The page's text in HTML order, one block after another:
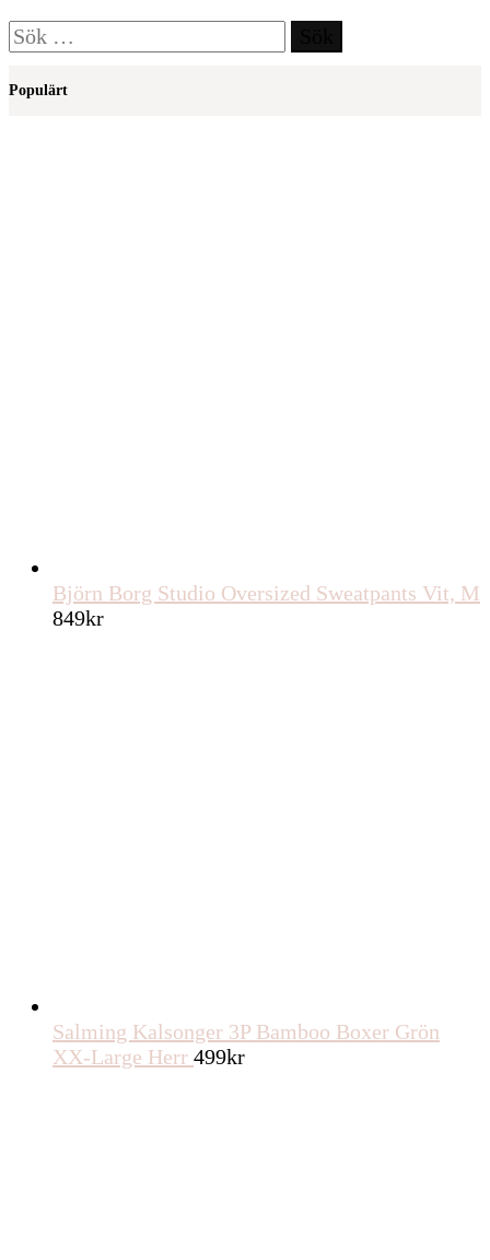
Sök
efter:
Populärt
Björn Borg Studio Oversized Sweatpants Vit, M
849kr
Salming Kalsonger 3P Bamboo Boxer Grön
XX-Large Herr 499kr